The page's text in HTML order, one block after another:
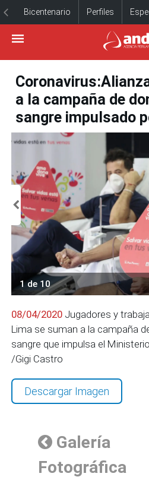
Bicentenario Perfiles
a la campaña de
sangre impulsado
1 de 10
08/04/2020 Jugadores y
Lima se suman a la campaña
sangre que impulsa el
/Gigi Castro
Descargar Imagen
Galería
Fotográfica